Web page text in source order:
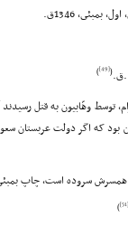
بمبئى، 1346ق.
(
[49]
)
توسط وهّابیون به قتل
که اگر دولت عربستان
[51]
)